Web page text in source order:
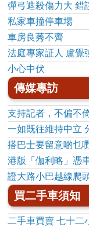
彈弓遮殺傷力大 錯
私家車撞停車場
車房良莠不齊
法庭專家証人 盧覺
小心中伏
傳媒專訪
支持記者，不偏不
一如既往維持中立
搭巴士要留意啲乜
港版「伽利略」憑
證大路小巴越線爬
買二手車須知
二手車買賣 七十二